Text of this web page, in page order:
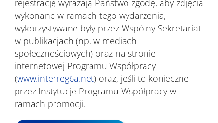
rejestrację wyrażają Państwo zgodę, aby zdjęcia
wykonane w ramach tego wydarzenia,
wykorzystywane były przez Wspólny Sekretariat
w publikacjach (np. w mediach
społecznościowych) oraz na stronie
internetowej Programu Współpracy
(www.interreg6a.net) oraz, jeśli to konieczne
przez Instytucje Programu Współpracy w
ramach promocji.